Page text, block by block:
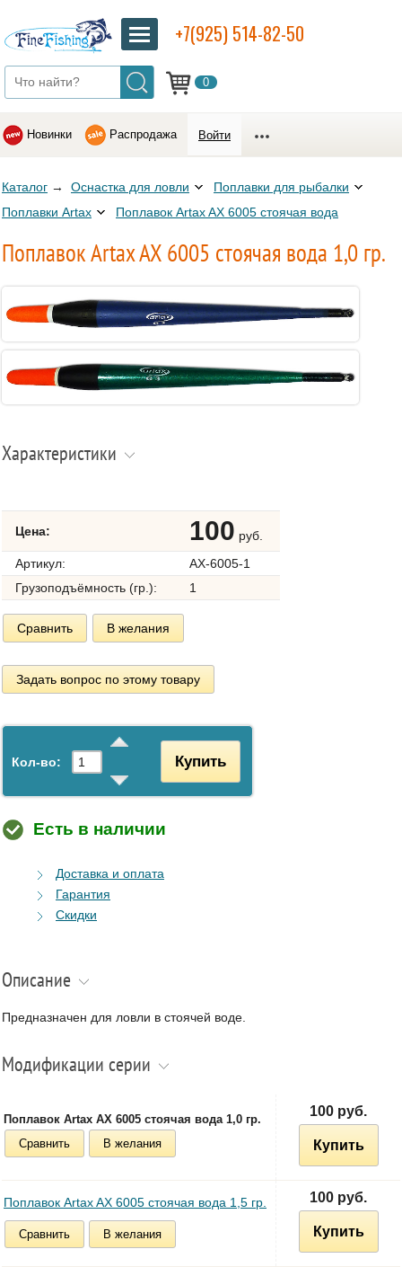
0
+7(925) 514-82-50
Новинки Распродажа Войти
Каталог → Оснастка для ловли
Поплавки для рыбалки
Поплавки Artax
Поплавок Artax AX 6005 стоячая вода
Поплавок Artax AX 6005 стоячая вода 1,0 гр.
Характеристики
Цена: 100 руб.
Артикул:
AX-6005-1
Грузоподъёмность (гр.):
1
Сравнить В желания
Задать вопрос по этому товару
Кол-во: Купить
Есть в наличии
Доставка и оплата
Гарантия
Скидки
Описание
Предназначен для ловли в стоячей воде.
Модификации серии
Поплавок Artax AX 6005 стоячая вода 1,0 гр.
Сравнить
В желания
100 руб.
Купить
Поплавок Artax AX 6005 стоячая вода 1,5 гр.
Сравнить В желания
100 руб.
Купить